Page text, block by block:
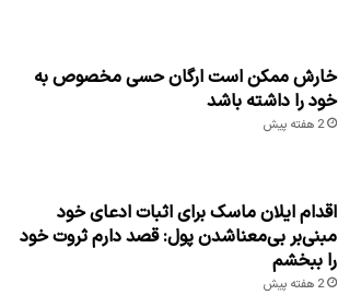
خارش ممکن است ارگان حسی مخصوص به
خود را داشته باشد
2 هفته پیش
اقدام ایلان ماسک برای اثبات ادعای خود
مبنی‌بر بی‌معناشدن پول: قصد دارم ثروت خود
را ببخشم
2 هفته پیش